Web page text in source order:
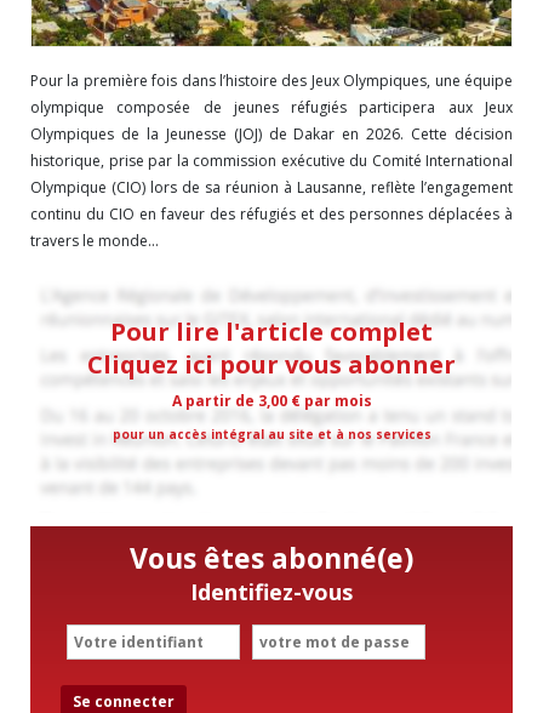
Pour la première fois dans l’histoire des Jeux Olympiques, une équipe
olympique composée de jeunes réfugiés participera aux Jeux
Olympiques de la Jeunesse (JOJ) de Dakar en 2026. Cette décision
historique, prise par la commission exécutive du Comité International
Olympique (CIO) lors de sa réunion à Lausanne, reflète l’engagement
continu du CIO en faveur des réfugiés et des personnes déplacées à
travers le monde...
Pour lire l'article complet
Cliquez ici pour vous abonner
A partir de 3,00 € par mois
pour un accès intégral au site et à nos services
Vous êtes abonné(e)
Identifiez-vous
Se connecter